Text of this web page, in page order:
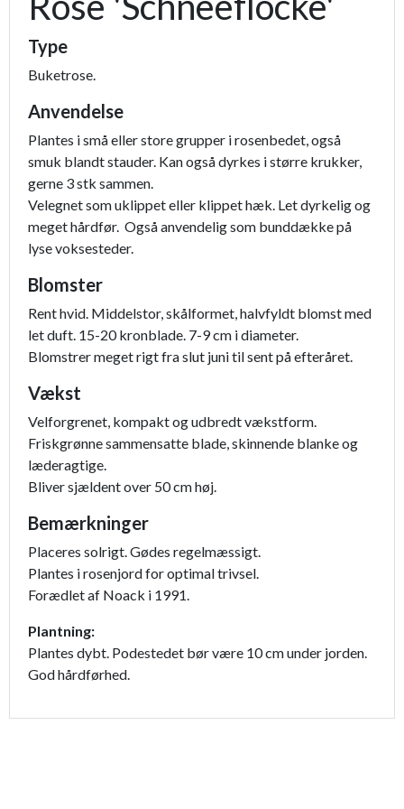
Type
Buketrose.
Anvendelse
Plantes i små eller store grupper i rosenbedet, også
smuk blandt stauder. Kan også dyrkes i større krukker,
gerne 3 stk sammen.
Velegnet som uklippet eller klippet hæk. Let dyrkelig og
meget hårdfør. Også anvendelig som bunddække på
lyse voksesteder.
Blomster
Rent hvid. Middelstor, skålformet, halvfyldt blomst med
let duft. 15-20 kronblade. 7-9 cm i diameter.
Blomstrer meget rigt fra slut juni til sent på efteråret.
Vækst
Velforgrenet, kompakt og udbredt vækstform.
Friskgrønne sammensatte blade, skinnende blanke og
læderagtige.
Bliver sjældent over 50 cm høj.
Bemærkninger
Placeres solrigt. Gødes regelmæssigt.
Plantes i rosenjord for optimal trivsel.
Forædlet af Noack i 1991.
Plantning:
Plantes dybt. Podestedet bør være 10 cm under jorden.
God hårdførhed.